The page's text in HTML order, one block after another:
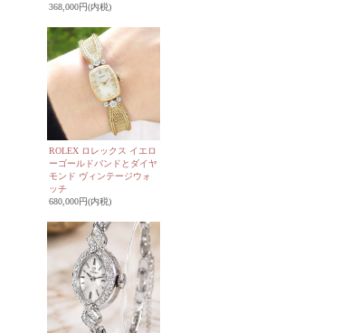
368,000円(内税)
ROLEX ロレックス イエロ
ーゴールドバンドとダイヤ
モンド ヴィンテージウォ
ッチ
680,000円(内税)